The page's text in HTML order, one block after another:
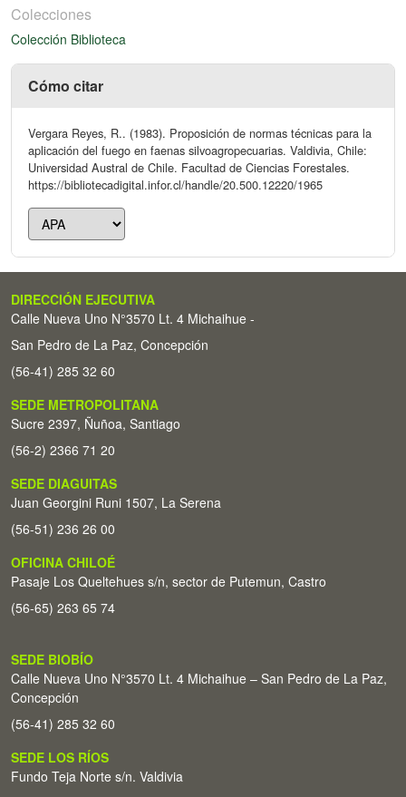
Colecciones
Colección Biblioteca
Cómo citar
Vergara Reyes, R.. (1983). Proposición de normas técnicas para la
aplicación del fuego en faenas silvoagropecuarias. Valdivia, Chile:
Universidad Austral de Chile. Facultad de Ciencias Forestales.
https://bibliotecadigital.infor.cl/handle/20.500.12220/1965
DIRECCIÓN EJECUTIVA
Calle Nueva Uno N°3570 Lt. 4 Michaihue -
San Pedro de La Paz, Concepción
(56-41) 285 32 60
SEDE METROPOLITANA
Sucre 2397, Ñuñoa, Santiago
(56-2) 2366 71 20
SEDE DIAGUITAS
Juan Georgini Runi 1507, La Serena
(56-51) 236 26 00
OFICINA CHILOÉ
Pasaje Los Queltehues s/n, sector de Putemun, Castro
(56-65) 263 65 74
SEDE BIOBÍO
Calle Nueva Uno N°3570 Lt. 4 Michaihue – San Pedro de La Paz,
Concepción
(56-41) 285 32 60
SEDE LOS RÍOS
Fundo Teja Norte s/n. Valdivia